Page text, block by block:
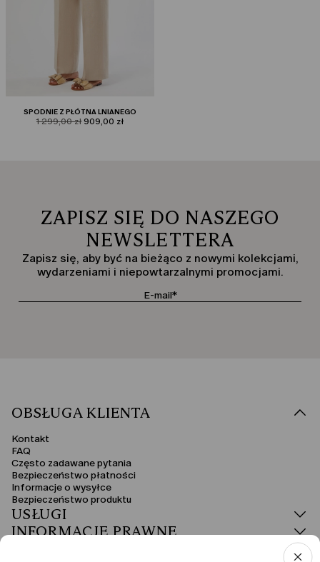
SPODNIE Z PŁÓTNA LNIANEGO
product.price.original
1 299,00 zł product.price.sale
909,00 zł
ZAPISZ SIĘ DO NASZEGO
NEWSLETTERA
Zapisz się, aby być na bieżąco z nowymi kolekcjami,
wydarzeniami i niepowtarzalnymi promocjami.
OBSŁUGA KLIENTA
Kontakt
FAQ
Często zadawane pytania
Bezpieczeństwo płatności
Informacje o wysyłce
Bezpieczeństwo produktu
USŁUGI
INFORMACJE PRAWNE